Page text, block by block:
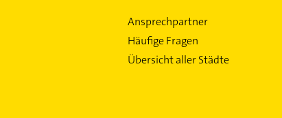
Ansprechpartner
Häufige Fragen
Übersicht aller Städte